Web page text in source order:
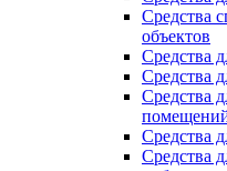
Средства
объектов
Средства
Средства
Средства
Средства
Средства